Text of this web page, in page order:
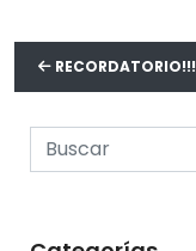
RECORDATORIO!!!